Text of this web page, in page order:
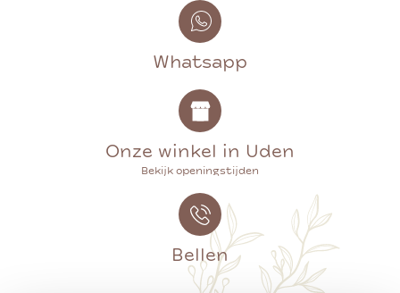
Whatsapp
Onze winkel in Uden
Bekijk openingstijden
Bellen